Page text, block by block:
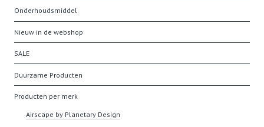
Onderhoudsmiddel
Nieuw in de webshop
SALE
Duurzame Producten
Producten per merk
Airscape by Planetary Design